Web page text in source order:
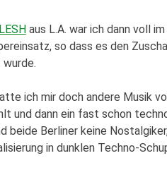
aus L.A. war ich dann voll
so dass es den
ich mir doch andere Musik
und dann ein fast schon
beide Berliner keine
in dunklen Techno-